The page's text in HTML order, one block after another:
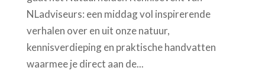
NLadviseurs: een middag vol inspirerende
verhalen over en uit onze natuur,
kennisverdieping en praktische handvatten
waarmee je direct aan de...